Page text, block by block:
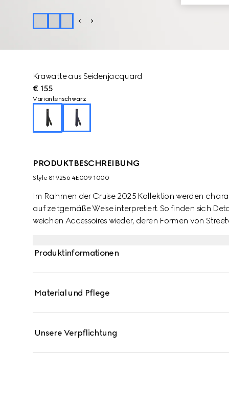
Krawatte aus Seidenjacquard
€ 155
Variantenschwarz
PRODUKTBESCHREIBUNG
Style ‎819256 4E009 1000
Im Rahmen der Cruise 2025 Kollektion werden
auf zeitgemäße Weise interpretiert. So finden sich
weichen Accessoires wieder, deren Formen von
Produktinformationen
Material und Pflege
Unsere Verpflichtung